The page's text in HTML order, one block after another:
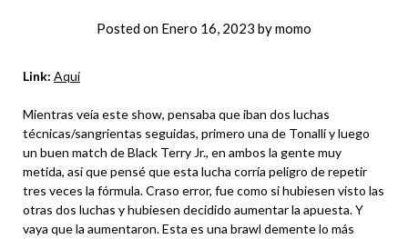
Posted on Enero 16, 2023 bymomo
Link: Aquí
Mientras veía este show, pensaba que iban dos luchas
técnicas/sangrientas seguidas, primero una de Tonalli y luego
un buen match de Black Terry Jr., en ambos la gente muy
metida, así que pensé que esta lucha corría peligro de repetir
tres veces la fórmula. Craso error, fue como si hubiesen visto las
otras dos luchas y hubiesen decidido aumentar la apuesta. Y
vaya que la aumentaron. Esta es una brawl demente lo más